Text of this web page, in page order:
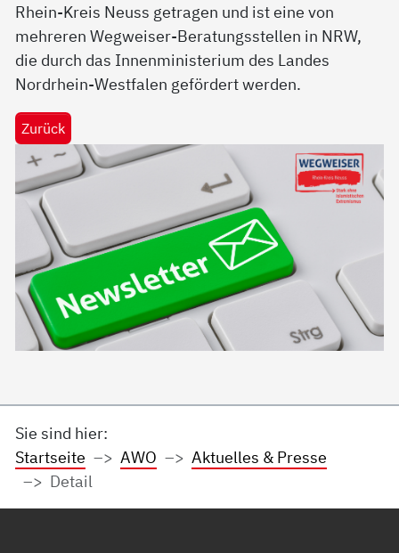
Rhein-Kreis Neuss getragen und ist eine von
mehreren Wegweiser-Beratungsstellen in NRW,
die durch das Innenministerium des Landes
Nordrhein-Westfalen gefördert werden.
Zurück
Sie sind hier:
Startseite
AWO
Aktuelles & Presse
Detail